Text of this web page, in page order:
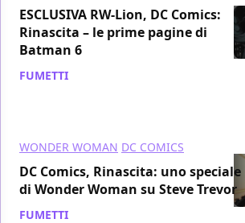
ESCLUSIVA RW-Lion, DC Comics:
Rinascita – le prime pagine di
Batman 6
FUMETTI
WONDER WOMAN DC COMICS
DC Comics, Rinascita: uno speciale
di Wonder Woman su Steve Trevor
FUMETTI